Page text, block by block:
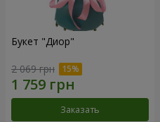
Букет "Диор"
2 069 грн
Заказать